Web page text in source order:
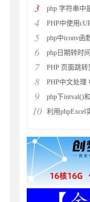
3 php 字符串中是
4 PHP中使用
5 php中iconv函
6 php日期转时间
7 PHP 页面跳转到
8 PHP中文处理 中
9 php下intval()
10 利用phpExcel实现